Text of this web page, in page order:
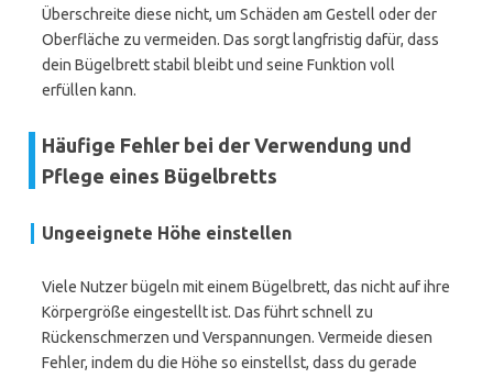
Überschreite diese nicht, um Schäden am Gestell oder der
Oberfläche zu vermeiden. Das sorgt langfristig dafür, dass
dein Bügelbrett stabil bleibt und seine Funktion voll
erfüllen kann.
Häufige Fehler bei der Verwendung und
Pflege eines Bügelbretts
Ungeeignete Höhe einstellen
Viele Nutzer bügeln mit einem Bügelbrett, das nicht auf ihre
Körpergröße eingestellt ist. Das führt schnell zu
Rückenschmerzen und Verspannungen. Vermeide diesen
Fehler, indem du die Höhe so einstellst, dass du gerade